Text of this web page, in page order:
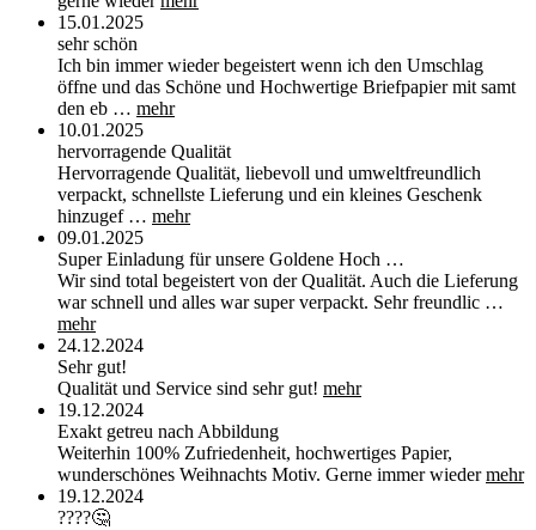
15.01.2025
sehr schön
Ich bin immer wieder begeistert wenn ich den Umschlag
öffne und das Schöne und Hochwertige Briefpapier mit samt
den eb … mehr
10.01.2025
hervorragende Qualität
Hervorragende Qualität, liebevoll und umweltfreundlich
verpackt, schnellste Lieferung und ein kleines Geschenk
hinzugef … mehr
09.01.2025
Super Einladung für unsere Goldene Hoch …
Wir sind total begeistert von der Qualität. Auch die Lieferung
war schnell und alles war super verpackt. Sehr freundlic …
mehr
24.12.2024
Sehr gut!
Qualität und Service sind sehr gut! mehr
19.12.2024
Exakt getreu nach Abbildung
Weiterhin 100% Zufriedenheit, hochwertiges Papier,
wunderschönes Weihnachts Motiv. Gerne immer wiedermehr
19.12.2024
????🤔